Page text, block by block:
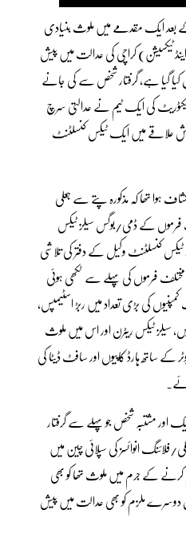
بعد ایک مقدمے میں ملوث بنیادی
ٹیکسیشن) کراچی کی عدالت میں پیش
گیا ہے، گرفتار شخص سے کی جانے
کی ایک ٹیم نے عدالتی سرچ
میں ایک ٹیکس کنسلٹنٹ
ہوا تھا کہ مذکورہ پتے سے جعلی
فرموں کے ڈمی/بوگس سیلز ٹیکس
کنسلٹنٹ وکیل کے دفتر کی تلاشی
فرموں کی پہلے سے لکھی ہوئی
کی بڑی تعداد میں ربڑ اسٹیمپس،
ٹیکس ریٹرن اور اس میں ملوث
ساتھ ہارڈ کاپیوں اور سافٹ ڈیٹا کی
اور مشتبہ شخص جو پہلے سے گرفتار
فلائنگ انوائسز کی سپلائی چین میں
کے جرم میں ملوث تھا کو بھی
ملزم کو بھی عدالت میں پیش